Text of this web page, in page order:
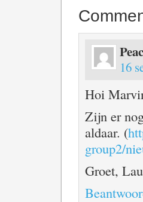
16
Hoi
Zijn er
aldaar. (
group2/
Groet,